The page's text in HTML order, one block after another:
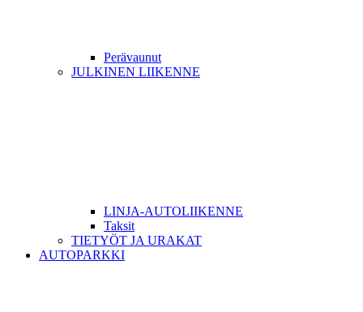
Perävaunut
JULKINEN LIIKENNE
LINJA-AUTOLIIKENNE
Taksit
TIETYÖT JA URAKAT
AUTOPARKKI